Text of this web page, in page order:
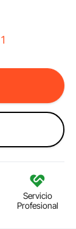
Servicio
Profesional